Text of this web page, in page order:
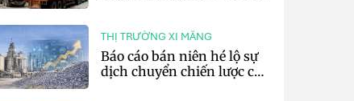
THỊ TRƯỜNG XI MĂNG
Báo cáo bán niên hé lộ sự
dịch chuyển chiến lược của